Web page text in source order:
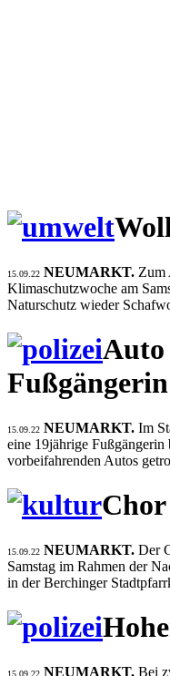
15.09.22 NEUMARKT. Zum
Klimaschutzwoche am
Naturschutz wieder
Fußgängerin
15.09.22 NEUMARKT. Im
eine 19jährige Fußgängerin
vorbeifahrenden Autos
15.09.22 NEUMARKT. Der
Samstag im Rahmen der
in der Berchinger
15.09.22 NEUMARKT. Bei